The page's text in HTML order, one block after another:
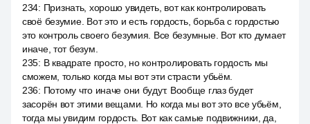
234: Признать, хорошо увидеть, вот как контролировать
своё безумие. Вот это и есть гордость, борьба с гордостью
это контроль своего безумия. Все безумные. Вот кто думает
иначе, тот безум.
235: В квадрате просто, но контролировать гордость мы
сможем, только когда мы вот эти страсти убьём.
236: Потому что иначе они будут. Вообще глаз будет
засорён вот этими вещами. Но когда мы вот это все убьём,
тогда мы увидим гордость. Вот как самые подвижники, да,